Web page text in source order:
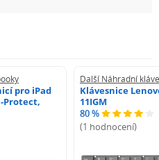
pro iPad
Protect,
Další Náhradní
Klávesnice
11IGM
80 %
(1 hodnocení)